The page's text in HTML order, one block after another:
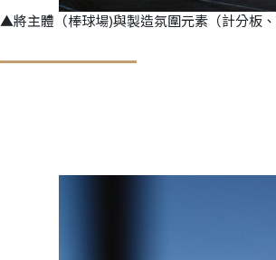
▲將主體（棒球場)與製造氛圍元素（計分板